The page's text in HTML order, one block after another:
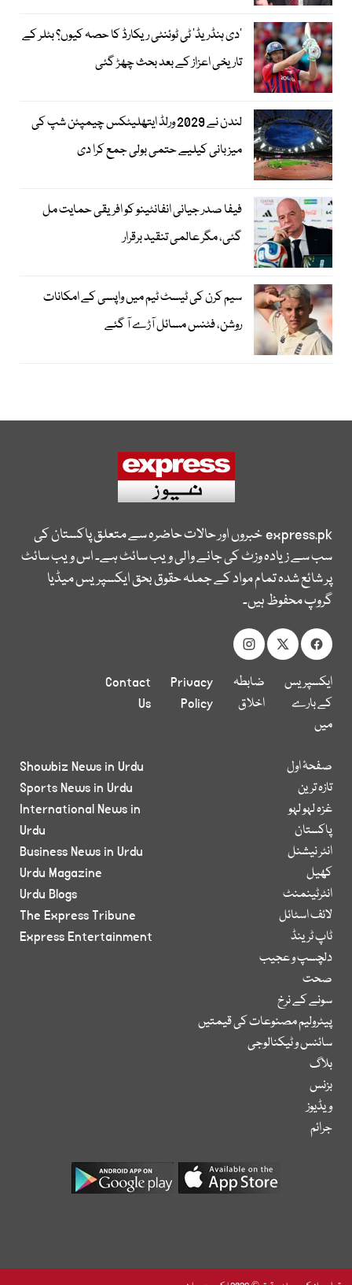
’دی ہنڈریڈ‘ ٹی ٹوئنٹی ریکارڈ کا حصہ کیوں؟ بٹلر کے
تاریخی اعزاز کے بعد بحث چھڑ گئی
لندن نے 2029 ورلڈ ایتھلیٹکس چیمپئن شپ کی
میزبانی کیلیے حتمی بولی جمع کرا دی
فیفا صدر جیانی انفانٹینو کو افریقی حمایت مل
گئی، مگر عالمی تنقید برقرار
سیم کرن کی ٹیسٹ ٹیم میں واپسی کے امکانات
روشن، فٹنس مسائل آڑے آ گئے
express.pkخبروں اور حالات حاضرہ سے متعلق پاکستان کی
سب سے زیادہ وزٹ کی جانے والی ویب سائٹ ہے۔ اس ویب سائٹ
پر شائع شدہ تمام مواد کے جملہ حقوق بحق ایکسپریس میڈیا
گروپ محفوظ ہیں۔
ایکسپریس
کے بارے
میں
ضابطہ
اخلاق
Privacy
Policy
Contact
Us
صفحۂ اول
تازہ ترین
غزہ لہو لہو
پاکستان
انٹر نیشنل
کھیل
انٹرٹینمنٹ
لائف اسٹائل
ٹاپ ٹرینڈ
دلچسپ و عجیب
صحت
سونے کے نرخ
پیٹرولیم مصنوعات کی قیمتیں
سائنس و ٹیکنالوجی
بلاگ
بزنس
ویڈیوز
جرائم
Showbiz News in Urdu
Sports News in Urdu
International News in
Urdu
Business News in Urdu
Urdu Magazine
Urdu Blogs
The Express Tribune
Express Entertainment